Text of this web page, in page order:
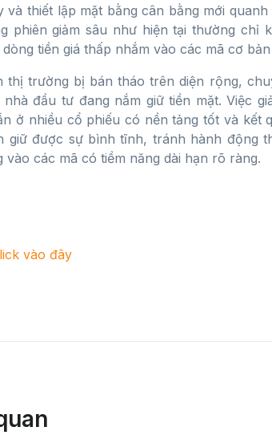
và thiết lập mặt bằng cân bằng mới
phiên giảm sâu như hiện tại thường chỉ
tiền giá thấp nhắm vào các mã cơ
thị trường bị bán tháo trên diện rộng,
đầu tư đang nắm giữ tiền mặt. Việc
ở nhiều cổ phiếu có nền tảng tốt và kết
giữ được sự bình tĩnh, tránh hành động
vào các mã có tiềm năng dài hạn rõ ràng.
vào đây